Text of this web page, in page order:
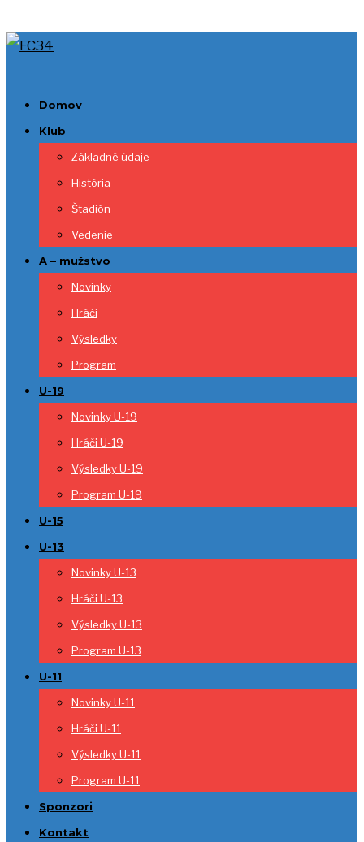
Domov
Klub
Základné údaje
História
Štadión
Vedenie
A – mužstvo
Novinky
Hráči
Výsledky
Program
U-19
Novinky U-19
Hráči U-19
Výsledky U-19
Program U-19
U-15
U-13
Novinky U-13
Hráči U-13
Výsledky U-13
Program U-13
U-11
Novinky U-11
Hráči U-11
Výsledky U-11
Program U-11
Sponzori
Kontakt